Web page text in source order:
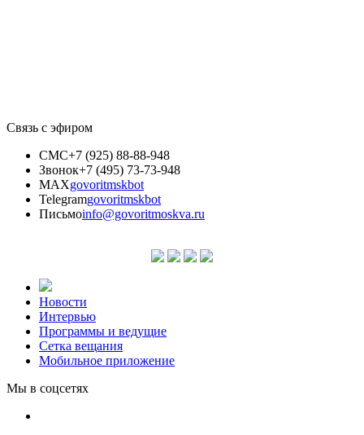
Связь с эфиром
СМС+7 (925) 88-88-948
Звонок+7 (495) 73-73-948
MAXgovoritmskbot
Telegramgovoritmskbot
Письмоinfo@govoritmoskva.ru
Новости
Интервью
Программы и ведущие
Сетка вещания
Мобильное приложение
Мы в соцсетях